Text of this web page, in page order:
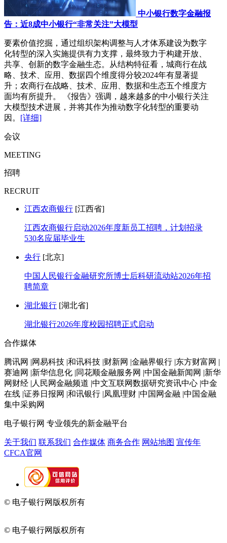
中小银行数字金融报
告：近8成中小银行“非常关注”大模型
要素价值挖掘，通过组织架构调整与人才体系建设为数字
化转型的深入实施提供有力支撑，最终致力于构建开放、
共享、创新的数字金融生态。从结构特征看，城商行在战
略、技术、应用、数据四个维度得分较2024年有显著提
升；农商行在战略、技术、应用、数据和生态五个维度方
面均有所提升。 《报告》强调，越来越多的中小银行关注
大模型技术进展，并将其作为推动数字化转型的重要动
因。 [详细]
会议
MEETING
招聘
RECRUIT
江西农商银行 [江西省]
江西农商银行启动2026年度新员工招聘，计划招录
530名应届毕业生
央行 [北京]
中国人民银行金融研究所博士后科研流动站2026年招
聘简章
湖北银行 [湖北省]
湖北银行2026年度校园招聘正式启动
合作媒体
腾讯网 |网易科技 |和讯科技 |财新网 |金融界银行 |东方财富网 |
赛迪网 |新华信息化 |同花顺金融服务网 |中国金融新闻网 |新华
网财经 |人民网金融频道 |中文互联网数据研究资讯中心 |中金
在线 |证券日报网 |和讯银行 |凤凰理财 |中国网金融 |中国金融
集中采购网
电子银行网 专业领先的新金融平台
关于我们 联系我们 合作媒体 商务合作 网站地图 宣传年
CFCA官网
© 电子银行网版权所有
© 电子银行网版权所有